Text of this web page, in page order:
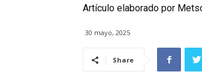
Artículo elaborado por
30 mayo, 2025
Share